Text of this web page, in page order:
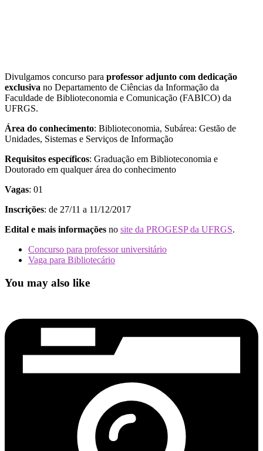
Divulgamos concurso para professor adjunto com dedicação
exclusiva no Departamento de Ciências da Informação da
Faculdade de Biblioteconomia e Comunicação (FABICO) da
UFRGS.
Área do conhecimento: Biblioteconomia, Subárea: Gestão de
Unidades, Sistemas e Serviços de Informação
Requisitos específicos: Graduação em Biblioteconomia e
Doutorado em qualquer área do conhecimento
Vagas: 01
Inscrições: de 27/11 a 11/12/2017
Edital e mais informações no site da PROGESP da UFRGS.
Concurso para professor universitário
Vaga para Bibliotecário
You may also like